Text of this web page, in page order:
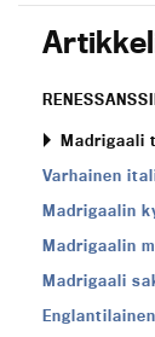
Madrigaali
Varhainen
Madrigaalin
Madrigaalin
Madrigaali